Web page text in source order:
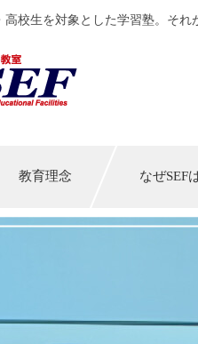
校生を対象とした学習塾。それ
教育理念 なぜSEF